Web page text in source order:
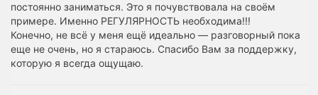
постоянно заниматься. Это я почувствовала на своём
примере. Именно РЕГУЛЯРНОСТЬ необходима!!!
Конечно, не всё у меня ещё идеально — разговорный пока
еще не очень, но я стараюсь. Спасибо Вам за поддержку,
которую я всегда ощущаю.